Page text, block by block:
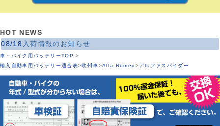
HOT NEWS
08/18 入荷情報のお知らせ
車・バイク用バッテリーTOP >
輸入自動車用バッテリー適合表>欧州車>Alfa Romeo>アルファスパイダー